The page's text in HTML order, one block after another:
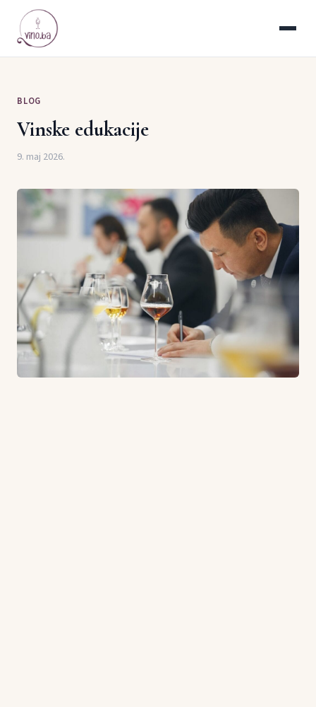
BLOG
Vinske edukacije
9. maj 2026.